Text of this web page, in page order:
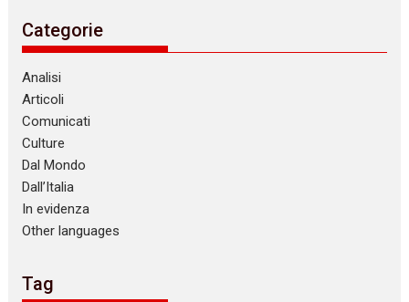
Categorie
Analisi
Articoli
Comunicati
Culture
Dal Mondo
Dall’Italia
In evidenza
Other languages
Tag